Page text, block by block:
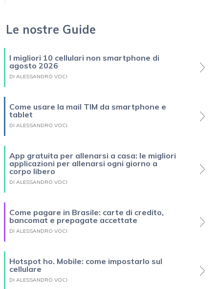
Le nostre Guide
I migliori 10 cellulari non smartphone di
agosto 2026
DI ALESSANDRO VOCI
Come usare la mail TIM da smartphone e
tablet
DI ALESSANDRO VOCI
App gratuita per allenarsi a casa: le migliori
applicazioni per allenarsi ogni giorno a
corpo libero
DI ALESSANDRO VOCI
Come pagare in Brasile: carte di credito,
bancomat e prepagate accettate
DI ALESSANDRO VOCI
Hotspot ho. Mobile: come impostarlo sul
cellulare
DI ALESSANDRO VOCI